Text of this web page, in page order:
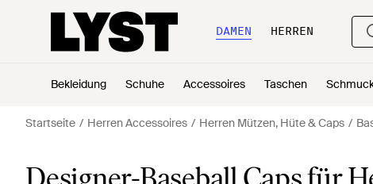
DAMEN HERREN
Bekleidung Schuhe Accessoires Taschen
Startseite Herren Accessoires Herren Mützen, Hüte & Caps